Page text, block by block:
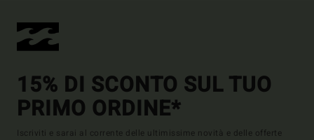
15% DI SCONTO SUL TUO
PRIMO ORDINE*
Iscriviti e sarai al corrente delle ultimissime novità e delle offerte